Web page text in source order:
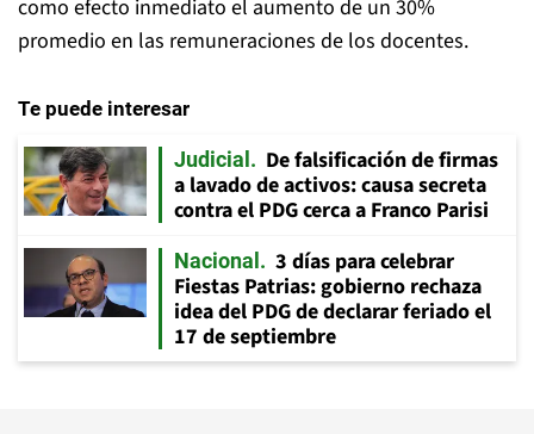
como efecto inmediato el aumento de un 30%
promedio en las remuneraciones de los docentes.
Te puede interesar
Judicial
De falsificación de firmas
a lavado de activos: causa secreta
contra el PDG cerca a Franco Parisi
Nacional
3 días para celebrar
Fiestas Patrias: gobierno rechaza
idea del PDG de declarar feriado el
17 de septiembre